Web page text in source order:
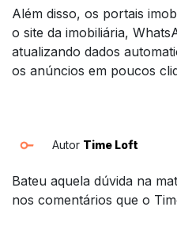
Além disso, os portais
o site da imobiliária,
atualizando dados
os anúncios em poucos
Autor Time Loft
Bateu aquela dúvida na
nos comentários que o